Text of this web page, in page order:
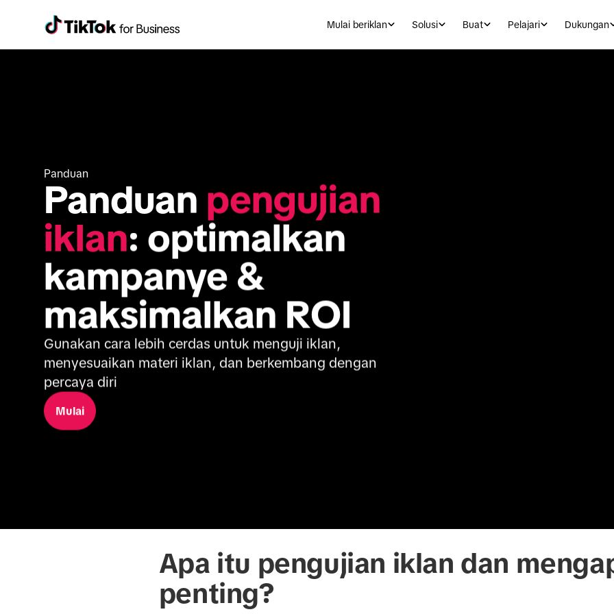
Mulai beriklan Solusi Buat Pelajari Dukungan
Panduan
Panduan pengujian
iklan: optimalkan
kampanye &
maksimalkan ROI
Gunakan cara lebih cerdas untuk menguji iklan,
menyesuaikan materi iklan, dan berkembang dengan
percaya diri
Mulai
Apa itu pengujian iklan dan
penting?